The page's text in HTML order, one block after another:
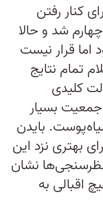
کنار رفتن
شد و حالا
اما قرار نیست
تمام نتایج
کلیدی
جمعیت بسیار
بایدن
بهتری نزد این
نشان
اقبالی به